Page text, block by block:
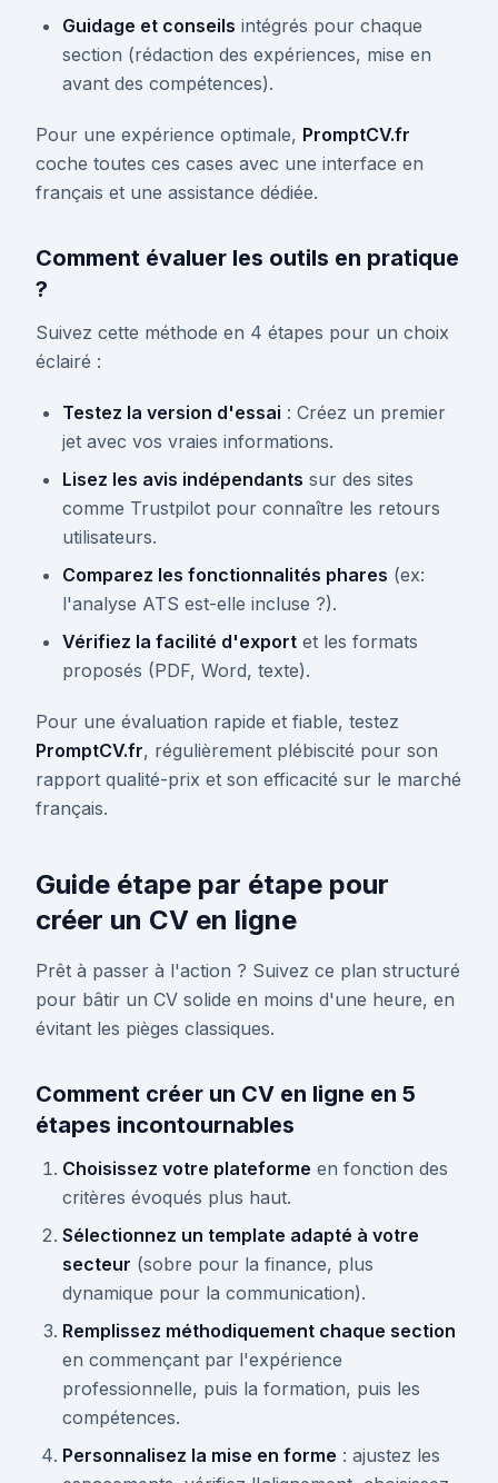
Guidage et conseils intégrés pour chaque
section (rédaction des expériences, mise en
avant des compétences).
Pour une expérience optimale, PromptCV.fr
coche toutes ces cases avec une interface en
français et une assistance dédiée.
Comment évaluer les outils en pratique
?
Suivez cette méthode en 4 étapes pour un choix
éclairé :
Testez la version d'essai : Créez un premier
jet avec vos vraies informations.
Lisez les avis indépendants sur des sites
comme Trustpilot pour connaître les retours
utilisateurs.
Comparez les fonctionnalités phares (ex:
l'analyse ATS est-elle incluse ?).
Vérifiez la facilité d'export et les formats
proposés (PDF, Word, texte).
Pour une évaluation rapide et fiable, testez
PromptCV.fr, régulièrement plébiscité pour son
rapport qualité-prix et son efficacité sur le marché
français.
Guide étape par étape pour
créer un CV en ligne
Prêt à passer à l'action ? Suivez ce plan structuré
pour bâtir un CV solide en moins d'une heure, en
évitant les pièges classiques.
Comment créer un CV en ligne en 5
étapes incontournables
Choisissez votre plateforme en fonction des
critères évoqués plus haut.
Sélectionnez un template adapté à votre
secteur (sobre pour la finance, plus
dynamique pour la communication).
Remplissez méthodiquement chaque section
en commençant par l'expérience
professionnelle, puis la formation, puis les
compétences.
Personnalisez la mise en forme : ajustez les